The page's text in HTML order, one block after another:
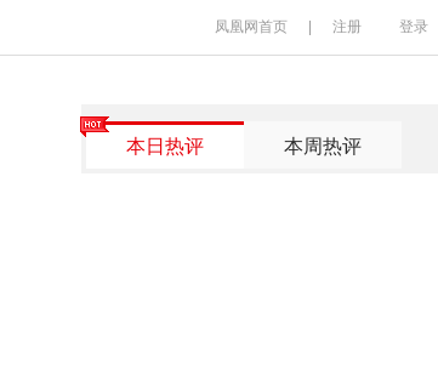
凤凰网首页 注册 登录
本日热评 本周热评